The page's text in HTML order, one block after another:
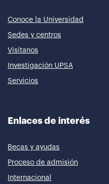
Conoce la Universidad
Sedes y centros
Visítanos
Investigación UPSA
Servicios
Enlaces de interés
Becas y ayudas
Proceso de admisión
Internacional